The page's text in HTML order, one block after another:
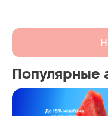
Популярные